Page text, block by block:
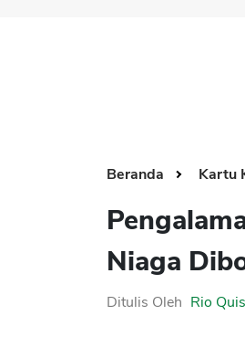
Beranda Kartu
Niaga
Ditulis Oleh Rio